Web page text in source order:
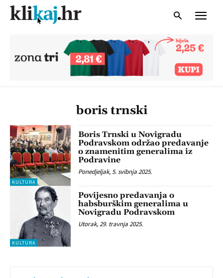
boris trnski
KULTURA
Boris Trnski u Novigradu
Podravskom održao predavanje
o znamenitim generalima iz
Podravine
Ponedjeljak, 5. svibnja 2025.
KULTURA
Povijesno predavanja o
habsburškim generalima u
Novigradu Podravskom
Utorak, 29. travnja 2025.